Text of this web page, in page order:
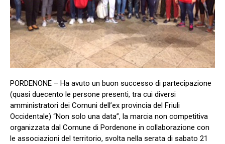
PORDENONE – Ha avuto un buon successo di partecipazione
(quasi duecento le persone presenti, tra cui diversi
amministratori dei Comuni dell’ex provincia del Friuli
Occidentale) “Non solo una data”, la marcia non competitiva
organizzata dal Comune di Pordenone in collaborazione con
le associazioni del territorio, svolta nella serata di sabato 21